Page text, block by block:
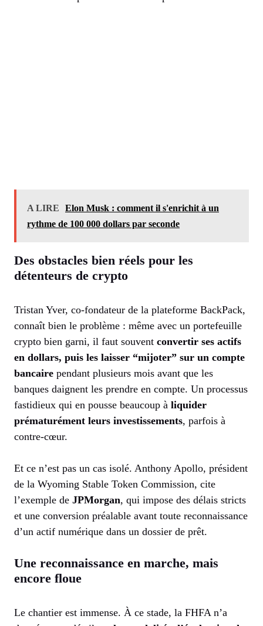
A LIRE
Elon Musk : comment il s'enrichit à un
rythme de 100 000 dollars par seconde
Des obstacles bien réels pour les
détenteurs de crypto
Tristan Yver, co-fondateur de la plateforme BackPack,
connaît bien le problème : même avec un portefeuille
crypto bien garni, il faut souvent convertir ses actifs
en dollars, puis les laisser “mijoter” sur un compte
bancaire pendant plusieurs mois avant que les
banques daignent les prendre en compte. Un processus
fastidieux qui en pousse beaucoup à liquider
prématurément leurs investissements, parfois à
contre-cœur.
Et ce n’est pas un cas isolé. Anthony Apollo, président
de la Wyoming Stable Token Commission, cite
l’exemple de JPMorgan, qui impose des délais stricts
et une conversion préalable avant toute reconnaissance
d’un actif numérique dans un dossier de prêt.
Une reconnaissance en marche, mais
encore floue
Le chantier est immense. À ce stade, la FHFA n’a